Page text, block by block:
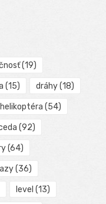
(19)
(15) dráhy(18)
helikoptéra (54)
(92)
(64)
(36)
level (13)